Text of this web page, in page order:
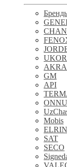
GM
API
Mobis
SAT
SECO